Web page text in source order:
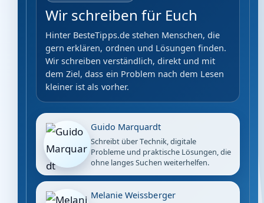
Wir schreiben für Euch
Hinter BesteTipps.de stehen Menschen, die
gern erklären, ordnen und Lösungen finden.
Wir schreiben verständlich, direkt und mit
dem Ziel, dass ein Problem nach dem Lesen
kleiner ist als vorher.
Guido Marquardt
Schreibt über Technik, digitale
Probleme und praktische Lösungen, die
ohne langes Suchen weiterhelfen.
Melanie Weissberger